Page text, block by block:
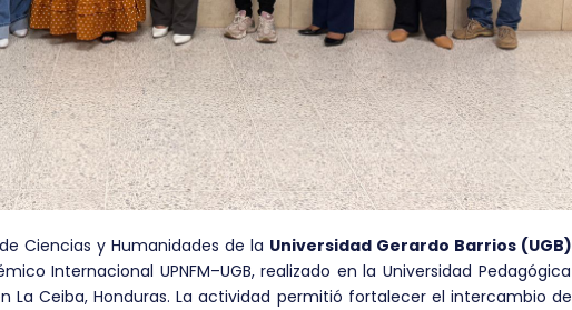
Ciencias y Humanidades de la Universidad Gerardo Barrios (UGB)
Internacional UPNFM–UGB, realizado en la Universidad Pedagógica
La Ceiba, Honduras. La actividad permitió fortalecer el intercambio de